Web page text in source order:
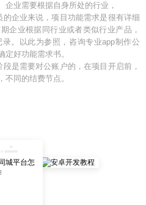
业需要根据自身所处的行业，
企业来说，项目功能需求是很有详细
企业根据同行业或者类似行业产品，
。以此为参照，咨询专业app制作公
好功能需求书。
是需要对公账户的，在项目开启前，
同的结费节点。